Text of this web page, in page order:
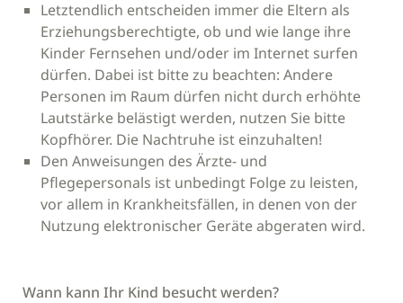
Letztendlich entscheiden immer die Eltern als
Erziehungsberechtigte, ob und wie lange ihre
Kinder Fernsehen und/oder im Internet surfen
dürfen. Dabei ist bitte zu beachten: Andere
Personen im Raum dürfen nicht durch erhöhte
Lautstärke belästigt werden, nutzen Sie bitte
Kopfhörer. Die Nachtruhe ist einzuhalten!
Den Anweisungen des Ärzte- und
Pflegepersonals ist unbedingt Folge zu leisten,
vor allem in Krankheitsfällen, in denen von der
Nutzung elektronischer Geräte abgeraten wird.
Wann kann Ihr Kind besucht werden?